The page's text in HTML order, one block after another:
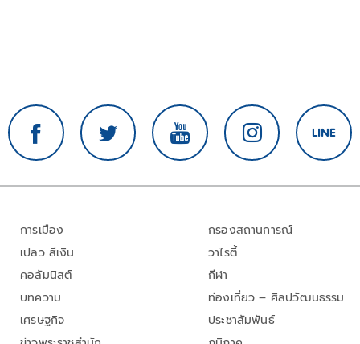
การเมือง
เปลว สีเงิน
คอลัมนิสต์
บทความ
เศรษฐกิจ
กรองสถานการณ์
วาไรตี้
กีฬา
ท่องเที่ยว – ศิลปวัฒนธรรม
ประชาสัมพันธ์